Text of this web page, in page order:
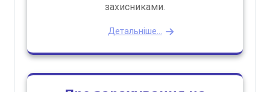
захисниками.
Детальніше...